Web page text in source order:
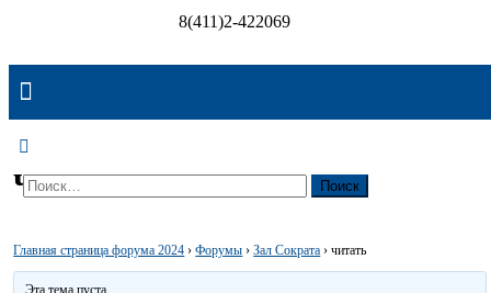
8(411)2-422069
Найти:
читать
Главная страница форума 2024 › Форумы › Зал Сократа › читать
Эта тема пуста.